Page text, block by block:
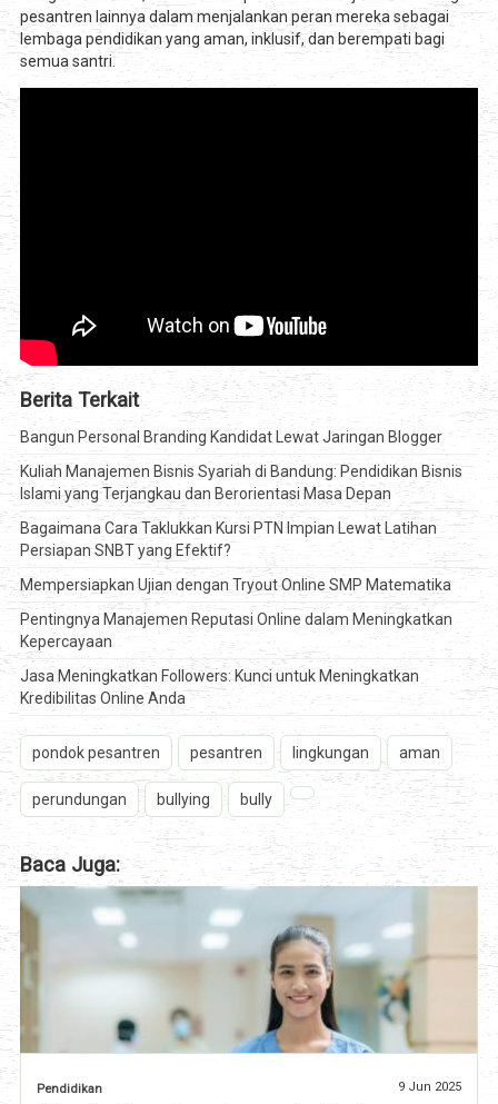
pesantren lainnya dalam menjalankan peran mereka sebagai
lembaga pendidikan yang aman, inklusif, dan berempati bagi
semua santri.
Berita Terkait
Bangun Personal Branding Kandidat Lewat Jaringan Blogger
Kuliah Manajemen Bisnis Syariah di Bandung: Pendidikan Bisnis
Islami yang Terjangkau dan Berorientasi Masa Depan
Bagaimana Cara Taklukkan Kursi PTN Impian Lewat Latihan
Persiapan SNBT yang Efektif?
Mempersiapkan Ujian dengan Tryout Online SMP Matematika
Pentingnya Manajemen Reputasi Online dalam Meningkatkan
Kepercayaan
Jasa Meningkatkan Followers: Kunci untuk Meningkatkan
Kredibilitas Online Anda
pondok pesantren pesantren lingkungan aman
perundungan bullying bully
Baca Juga:
Pendidikan 9 Jun 2025